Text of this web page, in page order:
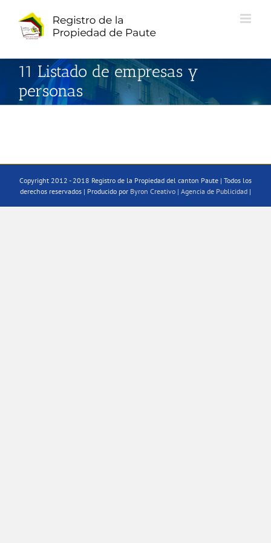
contenido
11 Listado de empresas y
personas
Copyright 2012 - 2018 Registro de la Propiedad del canton Paute | Todos los
derechos reservados | Producido por Byron Creativo | Agencia de Publicidad |